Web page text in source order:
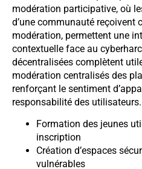
modération participative, où
d’une communauté reçoivent
modération, permettent une
contextuelle face au
décentralisées complètent
modération centralisés des
renforçant le sentiment
responsabilité des utilisateurs.
Formation des jeunes
inscription
Création d’espaces
vulnérables